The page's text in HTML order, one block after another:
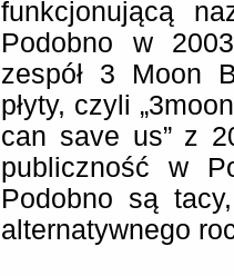
funkcjonującą
Podobno w
zespół 3 Moon
płyty, czyli
can save us” z
publiczność w
Podobno są
alternatywnego